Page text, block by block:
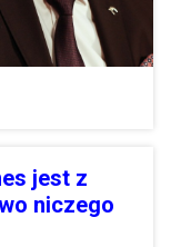
jest z
niczego